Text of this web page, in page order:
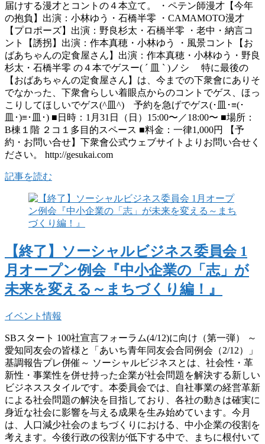
届けする漫才とコントの４本立て。 ・ペテン師漫才【今年
の抱負】出演：小林ゆう・石橋半零 ・CAMAMOTO漫才
【プロポーズ】出演：野良杉太・石橋半零 ・老中・納言コ
ント【誘拐】出演：作本真穂・小林ゆう ・風景コント【お
ばあちゃんの定食屋さん】出演：作本真穂・小林ゆう・野良
杉太・石橋半零 の４本でゲスー( ´ 皿 ` )ノシ 特に最後の
【おばあちゃんの定食屋さん】は、今までの下衆會にありそ
でなかった、下衆會らしい着眼点からのコントでゲス、ほっ
こりしてほしいでゲス(^皿^) 予約を急げでゲス(･皿･≡(･
皿･)≡･皿･) ■日時：1月31日（日）15:00〜／18:00〜 ■場所：
B棟１階 ２コ１多目的スペース ■料金：一律1,000円 【予
約・お問い合せ】下衆會公式ウェブサイトよりお問い合せく
ださい。 http://gesukai.com
記事を読む
【終了】ソーシャルビジネス委員会 1
月オープン例会『中小企業の「志」が
未来を変える～まちづくり編！』
イベント情報
SBスタート 100社宣言フォーラム(4/12)に向け（第一弾） ～
愛知同友会の皆様と「あいち青年同友会合同例会（2/12）」
基調報告プレ併催～ ソーシャルビジネスとは、社会性・革
新性・事業性を併せ持った企業が社会問題を解決する新しい
ビジネススタイルです。本委員会では、自社事業の経営革新
による社会問題の解決を目指しており、各社の動きは確実に
身近な社会に影響を与える成果を生み始めています。今月
は、人口減少社会のまちづくりにおける、中小企業の役割を
考えます。 今後行政の役割が低下する中で、まちに根付いて